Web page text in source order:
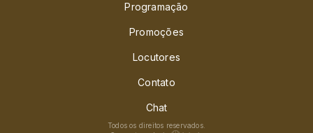
Programação
Promoções
Locutores
Contato
Chat
Todos os direitos reservados.